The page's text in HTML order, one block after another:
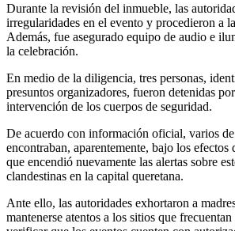
Durante la revisión del inmueble, las
irregularidades en el evento y procedieron a
Además, fue asegurado equipo de audio e
la celebración.
En medio de la diligencia, tres personas,
presuntos organizadores, fueron detenidas
intervención de los cuerpos de seguridad.
De acuerdo con información oficial, varios de
encontraban, aparentemente, bajo los
que encendió nuevamente las alertas sobre
clandestinas en la capital queretana.
Ante ello, las autoridades exhortaron a
mantenerse atentos a los sitios que